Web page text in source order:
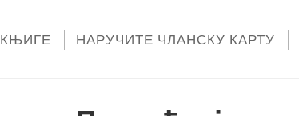
КЊИГЕ НАРУЧИТЕ ЧЛАНСКУ КАРТУ